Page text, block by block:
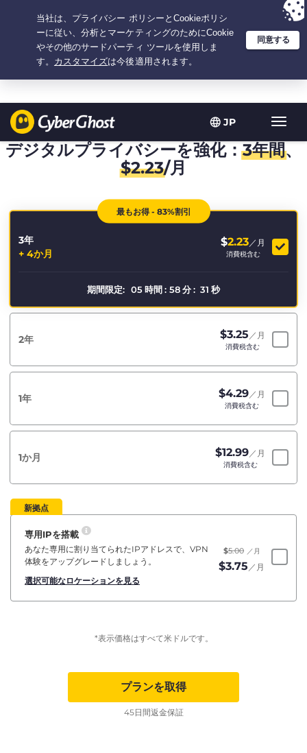
JP
ト
グ
ル
ゲ
シ
ョ
選択プラン：3.3333333333333年間 $ 2.23/月の 大特価
デジタルプライバシーを強化：3年間、
$2.23/月
最もお得 - 83%割引
3年
+ 4か月
$2.23 ／月
消費税含む
期間限定: 05時間: 58分: 30 秒
2年 $3.25 ／月
消費税含む
1年 $4.29 ／月
消費税含む
1か月 $12.99 ／月
消費税含む
新拠点
専用IPを搭載
あなた専用に割り当てられたIPアドレスで、VPN
体験をアップグレードしましょう。
選択可能なロケーションを見る
$5.00 ／月
$3.75 ／月
*表示価格はすべて米ドルです。
プランを取得
45日間返金保証